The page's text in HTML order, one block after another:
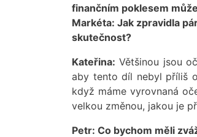
finančním poklesem
Markéta: Jak zpravidla
skutečnost?
Kateřina: Většinou jsou
aby tento díl nebyl příliš
když máme vyrovnaná
velkou změnou, jakou je
Petr: Co bychom měli